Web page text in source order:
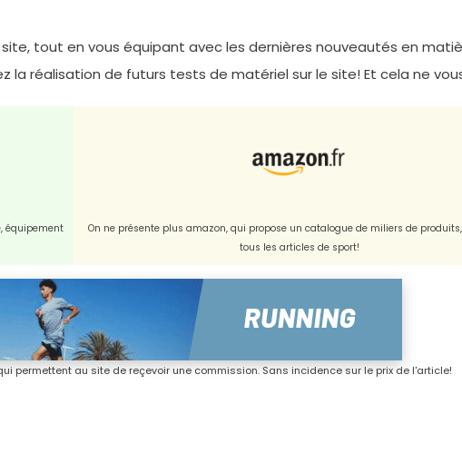
tout en vous équipant avec les dernières nouveautés en
la réalisation de futurs tests de matériel sur le site! Et cela ne
équipement
On ne présente plus amazon, qui propose un catalogue de miliers de
tous les articles de sport!
permettent au site de reçevoir une commission. Sans incidence sur le prix de l'article!